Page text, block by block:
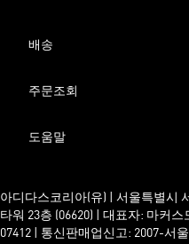
배송
주문조회
도움말
아디다스코리아(유) | 서울특별시
타워 23층 (06620) | 대표자: 마커
07412 | 통신판매업신고: 2007-서